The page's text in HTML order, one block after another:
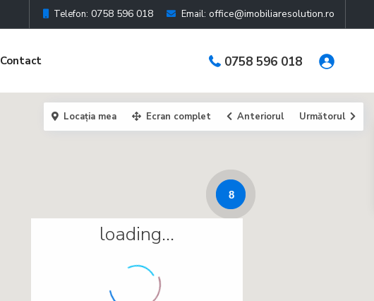
Telefon: 0758 596 018 Email: office@imobiliaresolution.ro
0758 596 018
Contact
8
loading...
Locația mea Ecran complet Anteriorul Următorul